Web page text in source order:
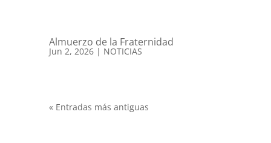
Almuerzo de la Fraternidad
Jun 2, 2026| NOTICIAS
« Entradas más antiguas